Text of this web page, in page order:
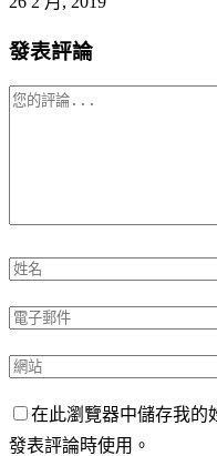
發表評論
在此瀏覽器中儲存我的
發表評論時使用。